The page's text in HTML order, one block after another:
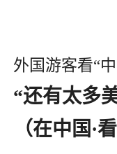
外国游客看“
“还有太多
（在中国·